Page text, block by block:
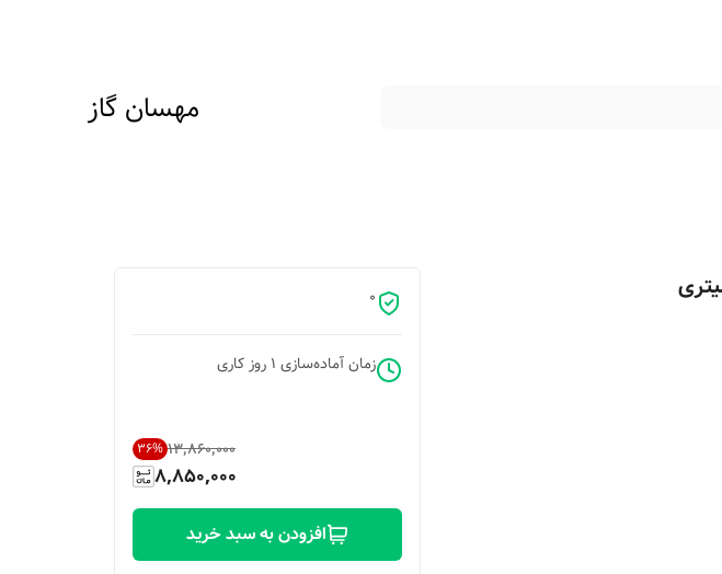
مهسان گاز
0
زمان آماده‌سازی 1 روز کاری
۱۳٬۸۶۰٬۰۰۰ 36%
8,850,000
افزودن به سبد خرید